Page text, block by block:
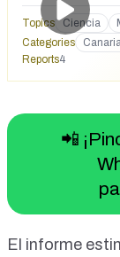
Topics Ciencia
Categories
Reports4
📲
El informe